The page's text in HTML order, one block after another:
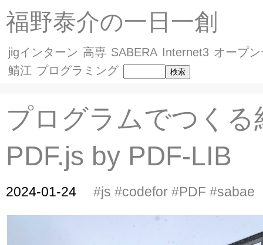
福野泰介の一日一創
jigインターン 高専 SABERA Internet3 オープ
鯖江 プログラミング
プログラムでつくる
PDF.js by PDF-LIB
2024-01-24 #js #codefor #PDF #sabae